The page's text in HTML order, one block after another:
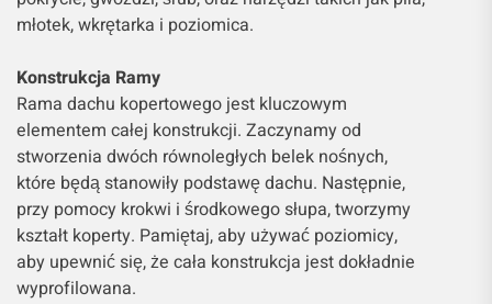
młotek, wkrętarka i poziomica.
Konstrukcja Ramy
Rama dachu kopertowego jest kluczowym
elementem całej konstrukcji. Zaczynamy od
stworzenia dwóch równoległych belek nośnych,
które będą stanowiły podstawę dachu. Następnie,
przy pomocy krokwi i środkowego słupa, tworzymy
kształt koperty. Pamiętaj, aby używać poziomicy,
aby upewnić się, że cała konstrukcja jest dokładnie
wyprofilowana.